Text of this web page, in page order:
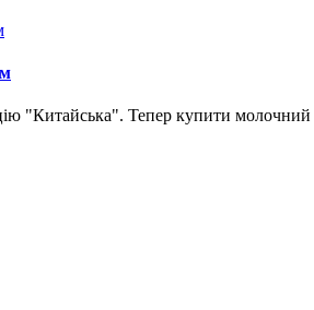
"Китайська". Тепер купити молочний